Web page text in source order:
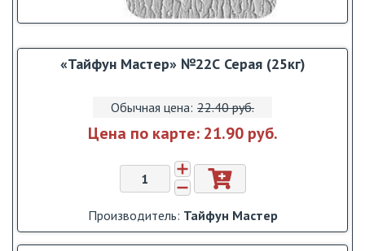
«Тайфун Мастер» №22С Серая (25кг)
Обычная цена: 22.40 pуб.
Цена по карте: 21.90 pуб.
Производитель: Тайфун Мастер